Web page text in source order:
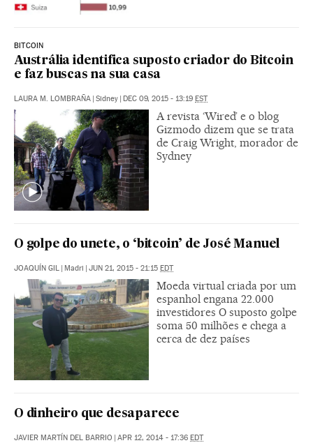
BITCOIN
Austrália identifica suposto criador do Bitcoin
e faz buscas na sua casa
LAURA M. LOMBRAÑA | Sidney | DEC 09, 2015 - 13:19 EST
A revista ‘Wired’ e o blog
Gizmodo dizem que se trata
de Craig Wright, morador de
Sydney
O golpe do unete, o ‘bitcoin’ de José Manuel
JOAQUÍN GIL | Madri | JUN 21, 2015 - 21:15 EDT
Moeda virtual criada por um
espanhol engana 22.000
investidores O suposto golpe
soma 50 milhões e chega a
cerca de dez países
O dinheiro que desaparece
JAVIER MARTÍN DEL BARRIO | APR 12, 2014 - 17:36 EDT